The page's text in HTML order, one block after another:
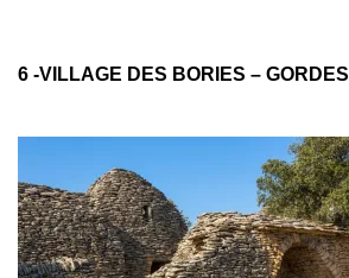
6 -VILLAGE DES BORIES – GORDES